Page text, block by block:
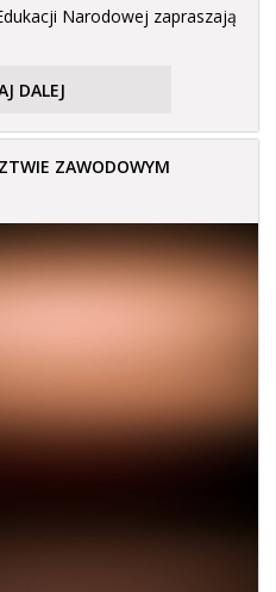
Narodowej zapraszają
DALEJ
ZAWODOWYM